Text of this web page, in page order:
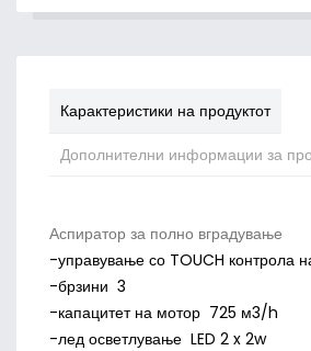
Карактеристики на продуктот
Дополнителни информации за
Аспиратор за полно вградување
-управување со TOUCH контрола
-брзини 3
-капацитет на мотор 725 м3/h
-лед осветлување LED 2 x 2w